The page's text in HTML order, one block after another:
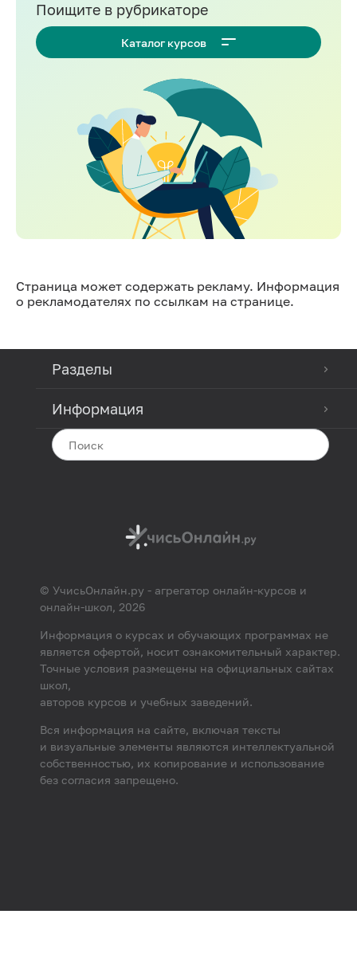
Поищите в рубрикаторе
Каталог курсов
Страница может содержать рекламу. Информация
о рекламодателях по ссылкам на странице.
Разделы
Информация
© УчисьОнлайн.ру - агрегатор онлайн-курсов и
онлайн-школ, 2026
Информация о курсах и обучающих программах не
является офертой, носит ознакомительный характер.
Точные условия размещены на официальных сайтах
школ,
авторов курсов и учебных заведений.
Вся информация на сайте, включая тексты
и визуальные элементы являются интеллектуальной
собственностью, их копирование и использование
без согласия запрещено.